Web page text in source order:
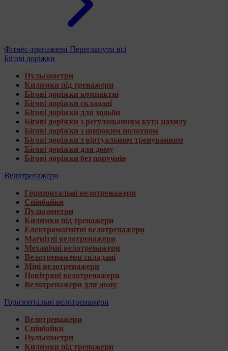
Фітнес-тренажери Переглянути всі
Бігові доріжки
Пульсометри
Килимки під тренажери
Бігові доріжки компактні
Бігові доріжки складані
Бігові доріжки для ходьби
Бігові доріжки з регулюванням кута нахилу
Бігові доріжки з широким полотном
Бігові доріжки з віртуальним тренуванням
Бігові доріжки для дому
Бігові доріжки без поручнів
Велотренажери
Горизонтальні велотренажери
Спінбайки
Пульсометри
Килимки під тренажери
Електромагнітні велотренажери
Магнітні велотренажери
Механічні велотренажери
Велотренажери складані
Міні велотренажери
Повітряні велотренажери
Велотренажери для дому
Горизонтальні велотренажери
Велотренажери
Спінбайки
Пульсометри
Килимки під тренажери